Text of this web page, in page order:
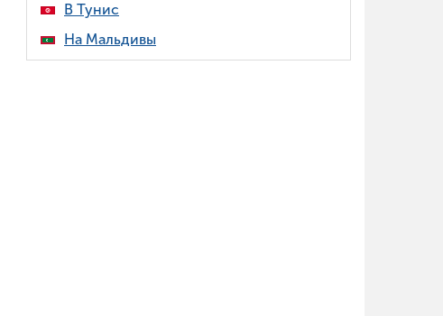
В Тунис
На Мальдивы